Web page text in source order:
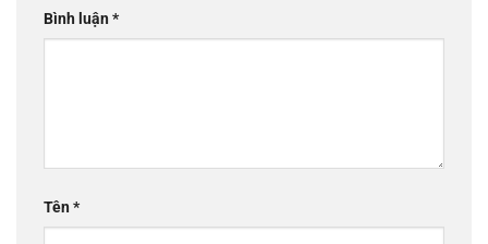
Bình luận*
Tên*